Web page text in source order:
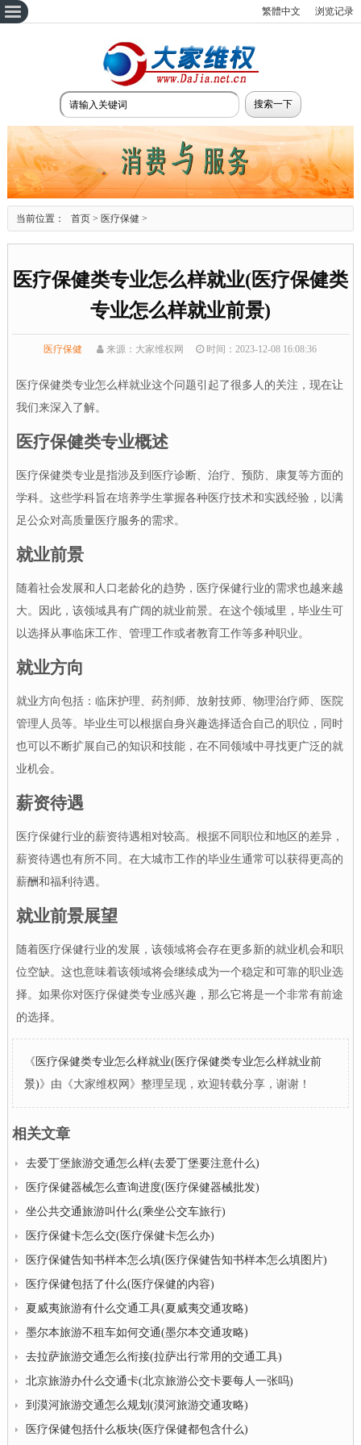
繁體中文 浏览记录
当前位置： 首页> 医疗保健 >
医疗保健类专业怎么样就业(医疗保健类
专业怎么样就业前景)
医疗保健 来源：大家维权网 时间：2023-12-08 16:08:36
医疗保健类专业怎么样就业这个问题引起了很多人的关注，现在让
我们来深入了解。
医疗保健类专业概述
医疗保健类专业是指涉及到医疗诊断、治疗、预防、康复等方面的
学科。这些学科旨在培养学生掌握各种医疗技术和实践经验，以满
足公众对高质量医疗服务的需求。
就业前景
随着社会发展和人口老龄化的趋势，医疗保健行业的需求也越来越
大。因此，该领域具有广阔的就业前景。在这个领域里，毕业生可
以选择从事临床工作、管理工作或者教育工作等多种职业。
就业方向
就业方向包括：临床护理、药剂师、放射技师、物理治疗师、医院
管理人员等。毕业生可以根据自身兴趣选择适合自己的职位，同时
也可以不断扩展自己的知识和技能，在不同领域中寻找更广泛的就
业机会。
薪资待遇
医疗保健行业的薪资待遇相对较高。根据不同职位和地区的差异，
薪资待遇也有所不同。在大城市工作的毕业生通常可以获得更高的
薪酬和福利待遇。
就业前景展望
随着医疗保健行业的发展，该领域将会存在更多新的就业机会和职
位空缺。这也意味着该领域将会继续成为一个稳定和可靠的职业选
择。如果你对医疗保健类专业感兴趣，那么它将是一个非常有前途
的选择。
《 医疗保健类专业怎么样就业(医疗保健类专业怎么样就业前
景)》由《大家维权网》整理呈现，欢迎转载分享，谢谢！
相关文章
去爱丁堡旅游交通怎么样(去爱丁堡要注意什么)
医疗保健器械怎么查询进度(医疗保健器械批发)
坐公共交通旅游叫什么(乘坐公交车旅行)
医疗保健卡怎么交(医疗保健卡怎么办)
医疗保健告知书样本怎么填(医疗保健告知书样本怎么填图片)
医疗保健包括了什么(医疗保健的内容)
夏威夷旅游有什么交通工具(夏威夷交通攻略)
墨尔本旅游不租车如何交通(墨尔本交通攻略)
去拉萨旅游交通怎么衔接(拉萨出行常用的交通工具)
北京旅游办什么交通卡(北京旅游公交卡要每人一张吗)
到漠河旅游交通怎么规划(漠河旅游交通攻略)
医疗保健包括什么板块(医疗保健都包含什么)